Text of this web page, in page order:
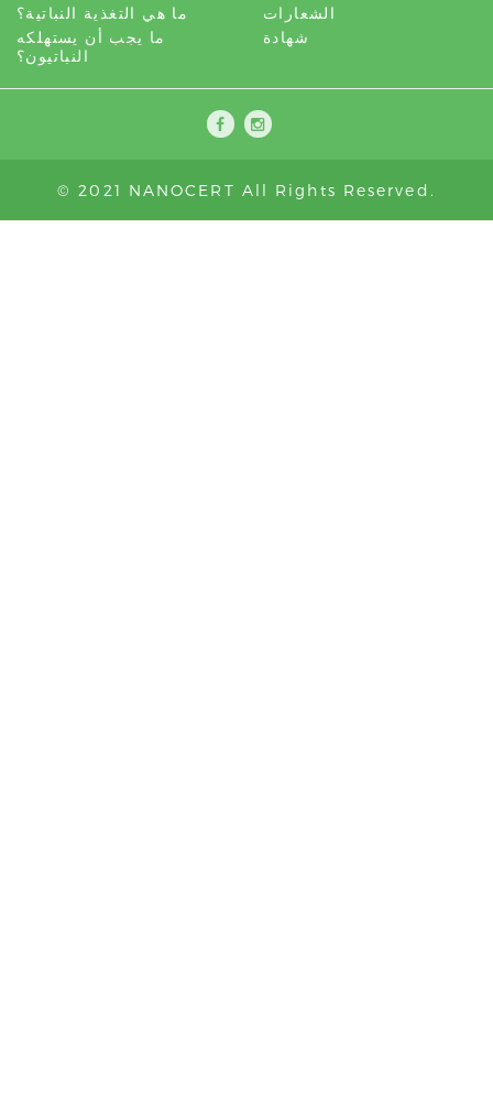
ما هي التغذية النباتية؟
ما يجب أن يستهلكه
النباتيون؟
الشعارات
شهادة
© 2021 NANOCERT All Rights Reserved.